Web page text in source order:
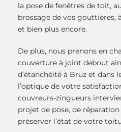
la pose de fenêtres de toit,
brossage de vos gouttières,
et bien plus encore.
De plus, nous prenons en
couverture à joint debout
d’étanchéité à Bruz et dans
l’optique de votre
couvreurs-zingueurs
projet de pose, de
préserver l’état de votre